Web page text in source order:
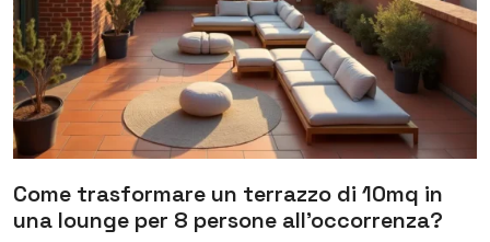
Come trasformare un terrazzo di 10mq in
una lounge per 8 persone all’occorrenza?